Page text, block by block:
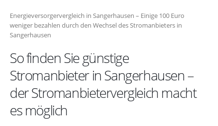
Energieversorgervergleich in Sangerhausen – Einige 100 Euro
weniger bezahlen durch den Wechsel des Stromanbieters in
Sangerhausen
So finden Sie günstige
Stromanbieter in Sangerhausen –
der Stromanbietervergleich macht
es möglich